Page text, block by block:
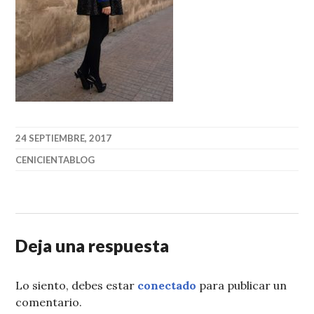
24 SEPTIEMBRE, 2017
CENICIENTABLOG
Deja una respuesta
Lo siento, debes estar conectado para publicar un
comentario.